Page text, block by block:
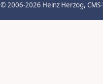
© 2006-2026 Heinz Herzog,